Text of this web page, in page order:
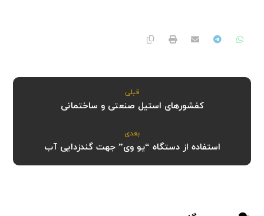
قبلی
کفشورهای استیل صنعتی و ساختمانی
بعدی
استفاده از دستگاه “یو وی” جهت گندزدایی آب